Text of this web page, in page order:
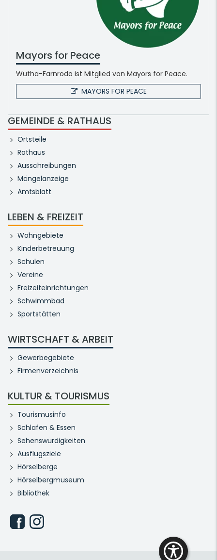
Mayors for Peace
Wutha-Farnroda ist Mitglied von Mayors for Peace.
MAYORS FOR PEACE
GEMEINDE & RATHAUS
Ortsteile
Rathaus
Ausschreibungen
Mängelanzeige
Amtsblatt
LEBEN & FREIZEIT
Wohngebiete
Kinderbetreuung
Schulen
Vereine
Freizeiteinrichtungen
Schwimmbad
Sportstätten
WIRTSCHAFT & ARBEIT
Gewerbegebiete
Firmenverzeichnis
KULTUR & TOURISMUS
Tourismusinfo
Schlafen & Essen
Sehenswürdigkeiten
Ausflugsziele
Hörselberge
Hörselbergmuseum
Bibliothek